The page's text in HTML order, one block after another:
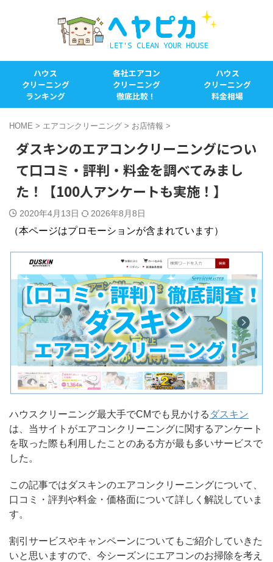
ハウス
クリーニング
ランキング
各社エアコン
クリーニング
徹底比較！
ハウス
クリーニング
料金相場
HOME > エアコンクリーニング > お店情報 >
ダスキンのエアコンクリーニングについ
て口コミ・評判・料金を調べてみまし
た！【100人アンケートも実施！】
2020年4月13日 2026年8月8日
（本ページはプロモーションが含まれています）
ハウスクリーニング最大手でCMでも見かける ダスキン
は、当サイトがエアコンクリーニングに関するアンケート
を取った際も利用したことのある方が最も多いサービスで
した。
この記事ではダスキンのエアコンクリーニングについて、
口コミ・評判や料金・価格面について詳しく解説していま
す。
割引サービスやキャンペーンについてもご紹介していきた
いと思いますので、今シーズンにエアコンのお掃除を考え